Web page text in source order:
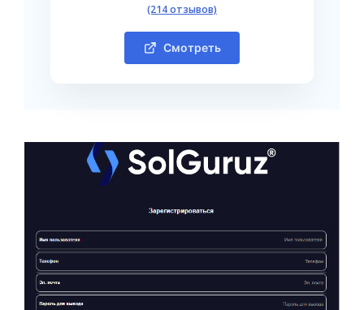
(214 отзывов)
Смотреть